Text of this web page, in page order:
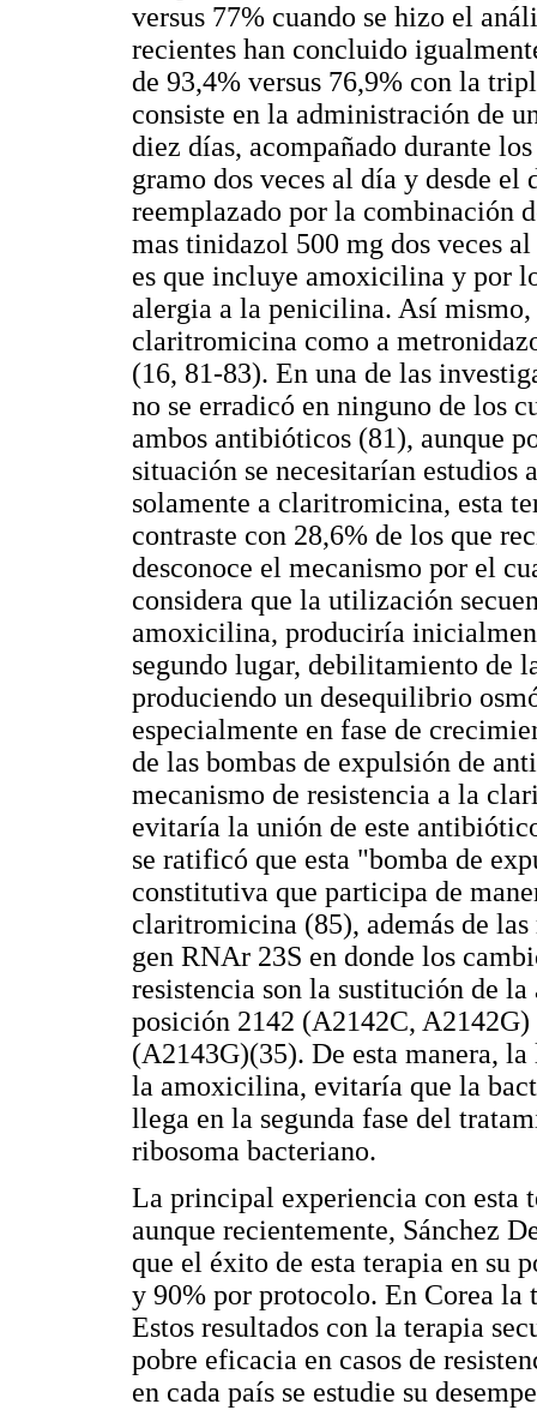
versus 77% cuando se hizo el
recientes han concluido
de 93,4% versus 76,9% con la
consiste en la administración de
diez días, acompañado durante
gramo dos veces al día y desde
reemplazado por la combinación
mas tinidazol 500 mg dos veces
es que incluye amoxicilina y por
alergia a la penicilina. Así
claritromicina como a
(16, 81-83). En una de las
no se erradicó en ninguno de los
ambos antibióticos (81), aunque
situación se necesitarían estudios
solamente a claritromicina, esta
contraste con 28,6% de los que
desconoce el mecanismo por el
considera que la utilización
amoxicilina, produciría
segundo lugar, debilitamiento de
produciendo un desequilibrio
especialmente en fase de
de las bombas de expulsión de
mecanismo de resistencia a la
evitaría la unión de este
se ratificó que esta "bomba de
constitutiva que participa de
claritromicina (85), además de
gen RNAr 23S en donde los
resistencia son la sustitución de
posición 2142 (A2142C,
(A2143G)(35). De esta manera,
la amoxicilina, evitaría que la
llega en la segunda fase del
ribosoma bacteriano.
La principal experiencia con esta
aunque recientemente, Sánchez
que el éxito de esta terapia en su
y 90% por protocolo. En Corea la
Estos resultados con la terapia
pobre eficacia en casos de
en cada país se estudie su